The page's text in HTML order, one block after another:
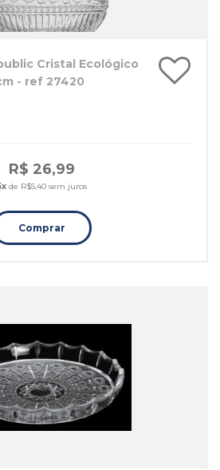
Cristal Ecológico
- ref 27420
R$ 26,99
de R$5,40 sem juros
Comprar